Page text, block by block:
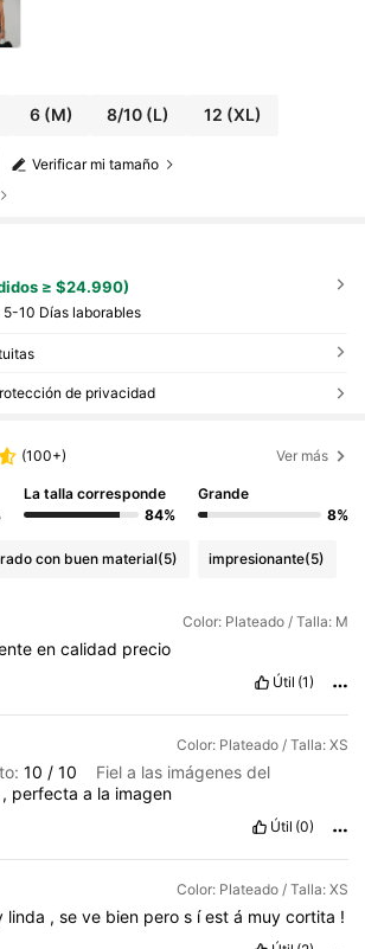
6(M) 8/10 (L) 12 (XL)
Verificar mi tamaño
≥ $24.990)
5-10 Días laborables
de privacidad
(100+) Ver más
La talla corresponde
84%
Grande
8%
con buen material(5) impresionante(5)
Color: Plateado / Talla: M
encalidad precio
Útil (1)
Color: Plateado / Talla: XS
10 /10
Fiel a las imágenes del
, perfectaa la imagen
Útil (0)
Color: Plateado / Talla: XS
linda , se ve bien pero s íest á muy cortita !